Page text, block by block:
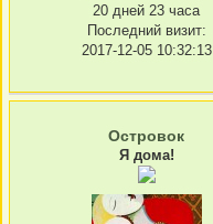
20 дней 23 часа
Последний визит:
2017-12-05 10:32:13
Островок
Я дома!